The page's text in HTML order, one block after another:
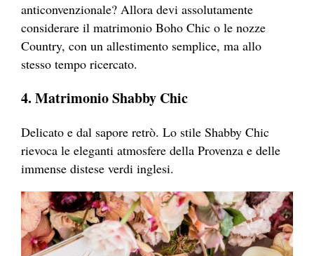
anticonvenzionale? Allora devi assolutamente
considerare il matrimonio Boho Chic o le nozze
Country, con un allestimento semplice, ma allo
stesso tempo ricercato.
4. Matrimonio Shabby Chic
Delicato e dal sapore retrò. Lo stile Shabby Chic
rievoca le eleganti atmosfere della Provenza e delle
immense distese verdi inglesi.